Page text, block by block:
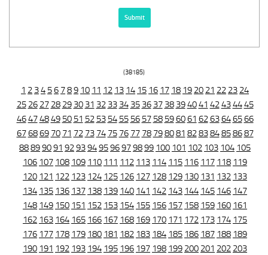
(38185)
1 2 34 56 789 10 11 12 13 14 15 16 17 18 19 20 21 22 23 24
25 26 27 28 29 30 31 32 33 34 35 36 37 38 394041 42434445
46474849 50 51 52 53 54 55 56 57 58 596061 6263646566
676869 70 71 72 73 74 75 76 77 78 798081 828384858687
88899091 9293949596979899 100 101 102 103 104 105
106 107 108 109 110 111 112 113 114 115 116 117 118 119
120 121 122 123 124 125 126 127 128 129 130 131 132 133
134 135 136 137 138 139 140 141 142 143 144 145 146 147
148 149 150 151 152 153 154 155 156 157 158 159 160 161
162 163 164 165 166 167 168 169 170 171 172 173 174 175
176 177 178 179 180 181 182 183 184 185 186 187 188 189
190 191 192 193 194 195 196 197 198 199 200 201 202 203